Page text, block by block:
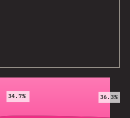
2020 2021
34.7% 36.3%